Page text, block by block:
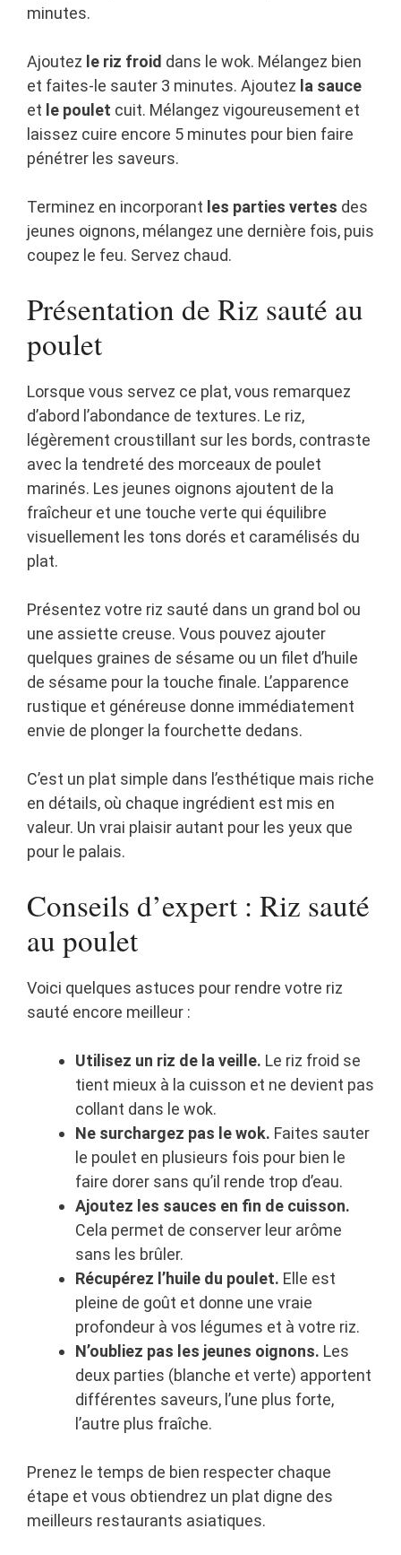
minutes.
Ajoutez le riz froid dans le wok. Mélangez bien
et faites-le sauter 3 minutes. Ajoutez la sauce
et le poulet cuit. Mélangez vigoureusement et
laissez cuire encore 5 minutes pour bien faire
pénétrer les saveurs.
Terminez en incorporant les parties vertes des
jeunes oignons, mélangez une dernière fois, puis
coupez le feu. Servez chaud.
Présentation de Riz sauté au
poulet
Lorsque vous servez ce plat, vous remarquez
d’abord l’abondance de textures. Le riz,
légèrement croustillant sur les bords, contraste
avec la tendreté des morceaux de poulet
marinés. Les jeunes oignons ajoutent de la
fraîcheur et une touche verte qui équilibre
visuellement les tons dorés et caramélisés du
plat.
Présentez votre riz sauté dans un grand bol ou
une assiette creuse. Vous pouvez ajouter
quelques graines de sésame ou un filet d’huile
de sésame pour la touche finale. L’apparence
rustique et généreuse donne immédiatement
envie de plonger la fourchette dedans.
C’est un plat simple dans l’esthétique mais riche
en détails, où chaque ingrédient est mis en
valeur. Un vrai plaisir autant pour les yeux que
pour le palais.
Conseils d’expert : Riz sauté
au poulet
Voici quelques astuces pour rendre votre riz
sauté encore meilleur :
Utilisez un riz de la veille. Le riz froid se
tient mieux à la cuisson et ne devient pas
collant dans le wok.
Ne surchargez pas le wok. Faites sauter
le poulet en plusieurs fois pour bien le
faire dorer sans qu’il rende trop d’eau.
Ajoutez les sauces en fin de cuisson.
Cela permet de conserver leur arôme
sans les brûler.
Récupérez l’huile du poulet. Elle est
pleine de goût et donne une vraie
profondeur à vos légumes et à votre riz.
N’oubliez pas les jeunes oignons. Les
deux parties (blanche et verte) apportent
différentes saveurs, l’une plus forte,
l’autre plus fraîche.
Prenez le temps de bien respecter chaque
étape et vous obtiendrez un plat digne des
meilleurs restaurants asiatiques.